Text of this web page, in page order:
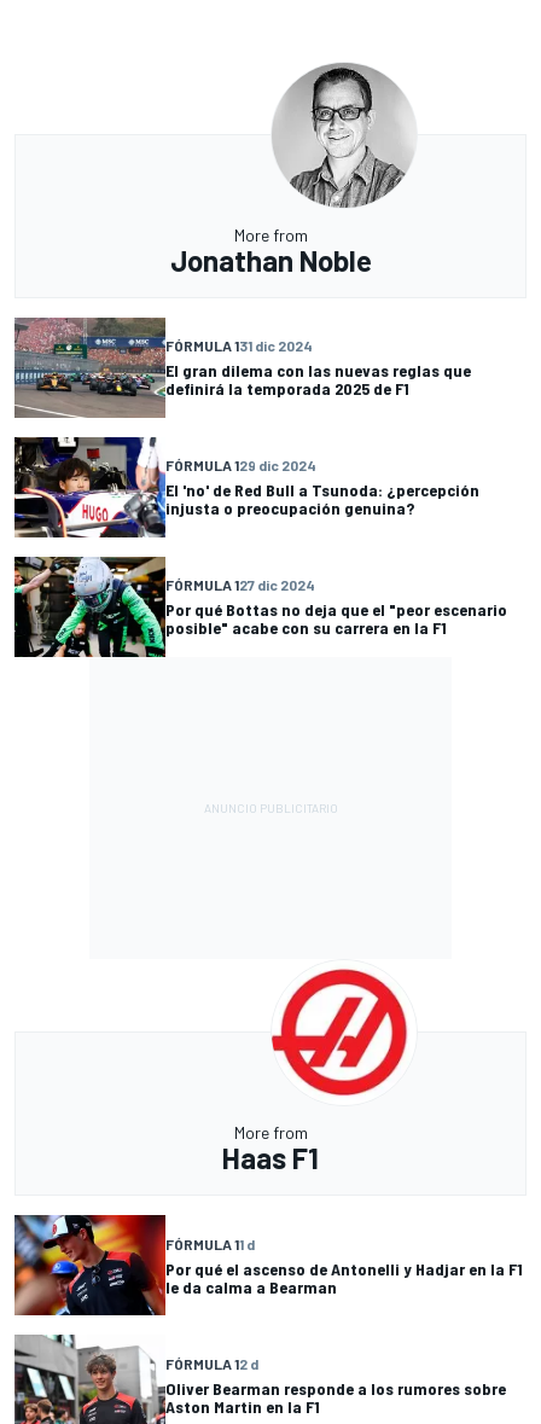
More from
Jonathan Noble
FÓRMULA 131 dic 2024
El gran dilema con las nuevas reglas que
definirá la temporada 2025 de F1
FÓRMULA 129 dic 2024
El 'no' de Red Bull a Tsunoda: ¿percepción
injusta o preocupación genuina?
FÓRMULA 127 dic 2024
Por qué Bottas no deja que el "peor escenario
posible" acabe con su carrera en la F1
More from
Haas F1
FÓRMULA 11 d
Por qué el ascenso de Antonelli y Hadjar en la F1
le da calma a Bearman
FÓRMULA 12 d
Oliver Bearman responde a los rumores sobre
Aston Martin en la F1